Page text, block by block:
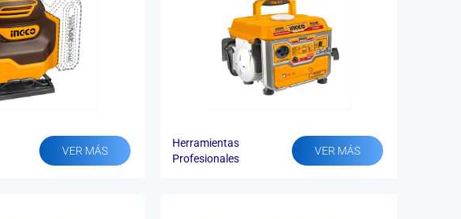
VER MÁS
Herramientas
Profesionales
VER MÁS